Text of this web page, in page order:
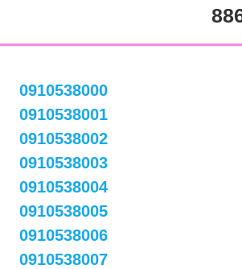
0910538000
0910538001
0910538002
0910538003
0910538004
0910538005
0910538006
0910538007